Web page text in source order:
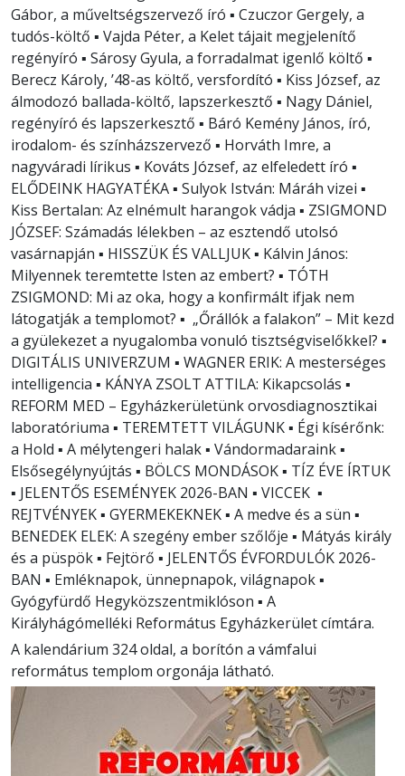
Gábor, a műveltségszervező író ▪ Czuczor Gergely, a
tudós-költő ▪ Vajda Péter, a Kelet tájait megjelenítő
regényíró ▪ Sárosy Gyula, a forradalmat igenlő költő ▪
Berecz Károly, ’48-as költő, versfordító ▪ Kiss József, az
álmodozó ballada-költő, lapszerkesztő ▪ Nagy Dániel,
regényíró és lapszerkesztő ▪ Báró Kemény János, író,
irodalom- és színházszervező ▪ Horváth Imre, a
nagyváradi lírikus ▪ Kováts József, az elfeledett író ▪
ELŐDEINK HAGYATÉKA ▪ Sulyok István: Máráh vizei ▪
Kiss Bertalan: Az elnémult harangok vádja ▪ ZSIGMOND
JÓZSEF: Számadás lélekben – az esztendő utolsó
vasárnapján ▪ HISSZÜK ÉS VALLJUK ▪ Kálvin János:
Milyennek teremtette Isten az embert? ▪ TÓTH
ZSIGMOND: Mi az oka, hogy a konfirmált ifjak nem
látogatják a templomot? ▪ „Őrállók a falakon” – Mit kezd
a gyülekezet a nyugalomba vonuló tisztségviselőkkel? ▪
DIGITÁLIS UNIVERZUM ▪ WAGNER ERIK: A mesterséges
intelligencia ▪ KÁNYA ZSOLT ATTILA: Kikapcsolás ▪
REFORM MED – Egyházkerületünk orvosdiagnosztikai
laboratóriuma ▪ TEREMTETT VILÁGUNK ▪ Égi kísérőnk:
a Hold ▪ A mélytengeri halak ▪ Vándormadaraink ▪
Elsősegélynyújtás ▪ BÖLCS MONDÁSOK ▪ TÍZ ÉVE ÍRTUK
▪ JELENTŐS ESEMÉNYEK 2026-BAN ▪ VICCEK ▪
REJTVÉNYEK ▪ GYERMEKEKNEK ▪ A medve és a sün ▪
BENEDEK ELEK: A szegény ember szőlője ▪ Mátyás király
és a püspök ▪ Fejtörő ▪ JELENTŐS ÉVFORDULÓK 2026-
BAN ▪ Emléknapok, ünnepnapok, világnapok ▪
Gyógyfürdő Hegyközszentmiklóson ▪ A
Királyhágómelléki Református Egyházkerület címtára.
A kalendárium 324 oldal, a borítón a vámfalui
református templom orgonája látható.